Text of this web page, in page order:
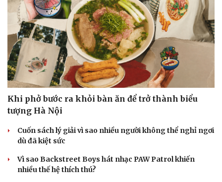
Khi phở bước ra khỏi bàn ăn để trở thành biểu
tượng Hà Nội
Cuốn sách lý giải vì sao nhiều người không thể nghỉ ngơi
dù đã kiệt sức
Vì sao Backstreet Boys hát nhạc PAW Patrol khiến
nhiều thế hệ thích thú?